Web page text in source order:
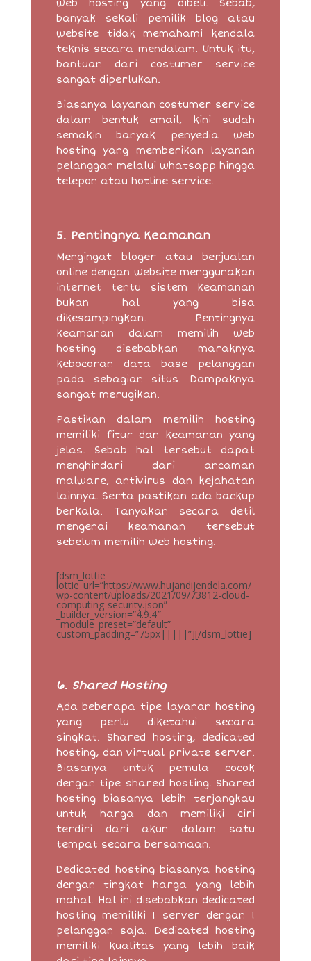
web hosting yang dibeli. Sebab,
banyak sekali pemilik blog atau
website tidak memahami kendala
teknis secara mendalam. Untuk itu,
bantuan dari costumer service
sangat diperlukan.
Biasanya layanan costumer service
dalam bentuk email, kini sudah
semakin banyak penyedia web
hosting yang memberikan layanan
pelanggan melalui whatsapp hingga
telepon atau hotline service.
5. Pentingnya Keamanan
Mengingat bloger atau berjualan
online dengan website menggunakan
internet tentu sistem keamanan
bukan hal yang bisa
dikesampingkan. Pentingnya
keamanan dalam memilih web
hosting disebabkan maraknya
kebocoran data base pelanggan
pada sebagian situs. Dampaknya
sangat merugikan.
Pastikan dalam memilih hosting
memiliki fitur dan keamanan yang
jelas. Sebab hal tersebut dapat
menghindari dari ancaman
malware, antivirus dan kejahatan
lainnya. Serta pastikan ada backup
berkala. Tanyakan secara detil
mengenai keamanan tersebut
sebelum memilih web hosting.
[dsm_lottie
lottie_url=”https://www.hujandijendela.com/
wp-content/uploads/2021/09/73812-cloud-
computing-security.json”
_builder_version=”4.9.4″
_module_preset=”default”
custom_padding=”75px|||||”][/dsm_lottie]
6. Shared Hosting
Ada beberapa tipe layanan hosting
yang perlu diketahui secara
singkat. Shared hosting, dedicated
hosting, dan virtual private server.
Biasanya untuk pemula cocok
dengan tipe shared hosting. Shared
hosting biasanya lebih terjangkau
untuk harga dan memiliki ciri
terdiri dari akun dalam satu
tempat secara bersamaan.
Dedicated hosting biasanya hosting
dengan tingkat harga yang lebih
mahal. Hal ini disebabkan dedicated
hosting memiliki 1 server dengan 1
pelanggan saja. Dedicated hosting
memiliki kualitas yang lebih baik